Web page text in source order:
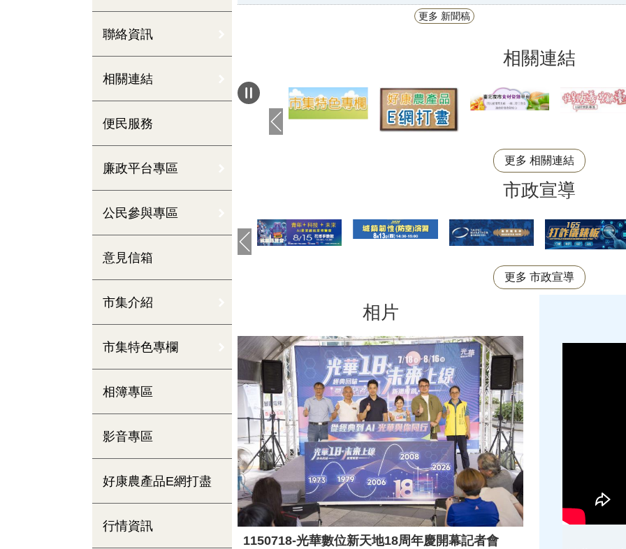
聯絡資訊
相關連結
便民服務
廉政平台專區
公民參與專區
意見信箱
市集介紹
市集特色專欄
相簿專區
影音專區
好康農產品E網打盡
行情資訊
更多 新聞稿
相關連結
更多 相關連結
市政宣導
更多 市政宣導
相片
1150718-光華數位新天地18周年慶開幕記者會